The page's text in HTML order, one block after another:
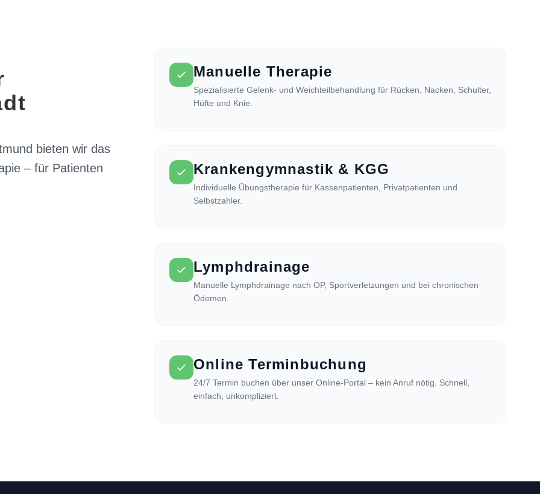
bieten wir das
– für Patienten
Manuelle Therapie
Spezialisierte Gelenk- und Weichteilbehandlung für Rücken, Nacken, Schulter,
Hüfte und Knie.
Krankengymnastik & KGG
Individuelle Übungstherapie für Kassenpatienten, Privatpatienten und
Selbstzahler.
Lymphdrainage
Manuelle Lymphdrainage nach OP, Sportverletzungen und bei chronischen
Ödemen.
Online Terminbuchung
24/7 Termin buchen über unser Online-Portal – kein Anruf nötig. Schnell,
einfach, unkompliziert.